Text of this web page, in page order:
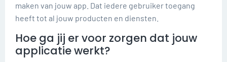
maken van jouw app. Dat iedere gebruiker toegang
heeft tot al jouw producten en diensten.
Hoe ga jij er voor zorgen dat jouw
applicatie werkt?